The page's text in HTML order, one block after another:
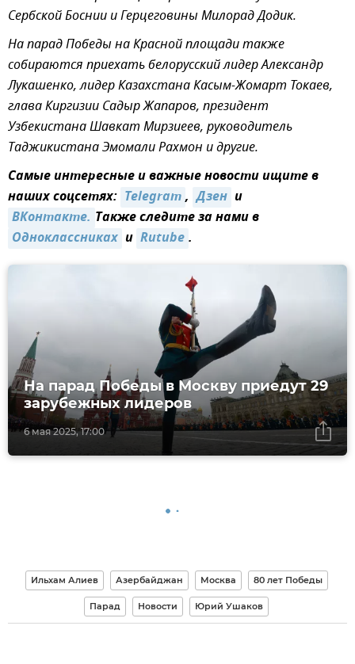
Сербской Боснии и Герцеговины Милорад Додик.
На парад Победы на Красной площади также
собираются приехать белорусский лидер Александр
Лукашенко, лидер Казахстана Касым-Жомарт Токаев,
глава Киргизии Садыр Жапаров, президент
Узбекистана Шавкат Мирзиеев, руководитель
Таджикистана Эмомали Рахмон и другие.
Самые интересные и важные новости ищите в
наших соцсетях: Telegram, Дзен и
ВКонтакте. Также следите за нами в
Одноклассниках и Rutube.
6 мая 2025, 17:00
На парад Победы в Москву приедут 29
зарубежных лидеров
Ильхам Алиев Азербайджан Москва 80 лет Победы
Парад Новости Юрий Ушаков